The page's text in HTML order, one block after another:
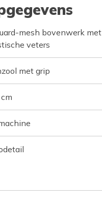
mesh bovenwerk met
veters
met grip